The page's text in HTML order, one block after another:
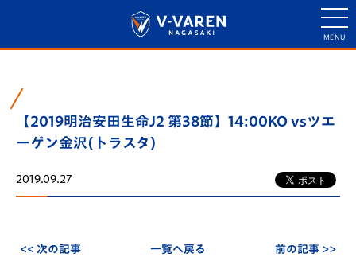
【2019明治安田生命J2 第38節】14:00KO vsツエ
ーゲン金沢(トラスタ)
2019.09.27
<< 次の記事 一覧へ戻る 前の記事 >>